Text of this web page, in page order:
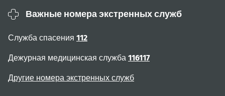
Важные номера экстренных служб
Служба спасения 112
Дежурная медицинская служба 116117
Другие номера экстренных служб